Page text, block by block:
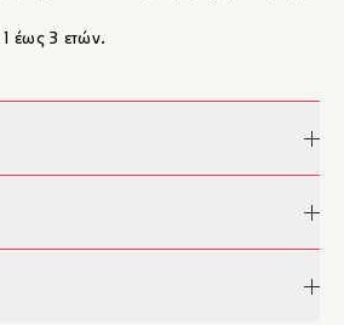
1 έως 3 ετών.
στο διάστημα_ χαρίζει στα